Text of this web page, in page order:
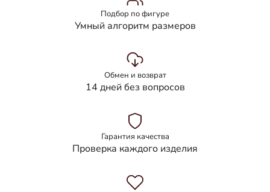
Подбор по фигуре
Умный алгоритм размеров
Обмен и возврат
14 дней без вопросов
Гарантия качества
Проверка каждого изделия